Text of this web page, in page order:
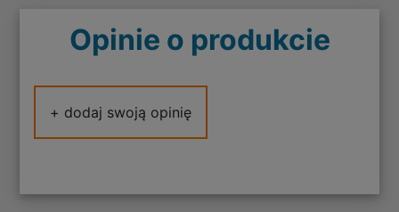
Opinie o produkcie
+ dodaj swoją opinię